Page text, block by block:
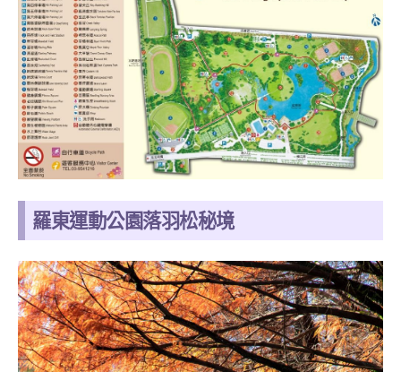
羅東運動公園落羽松秘境